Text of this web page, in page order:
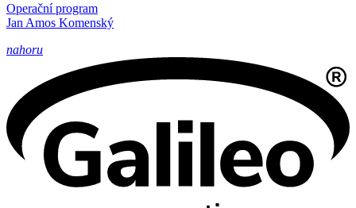
Operační program
Jan Amos Komenský
nahoru